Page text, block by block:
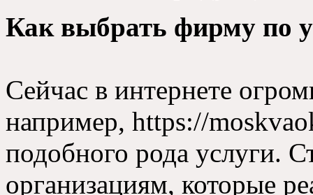
Как выбрать фирму по
Сейчас в интернете
например, https://
подобного рода услуги.
организациям, которые